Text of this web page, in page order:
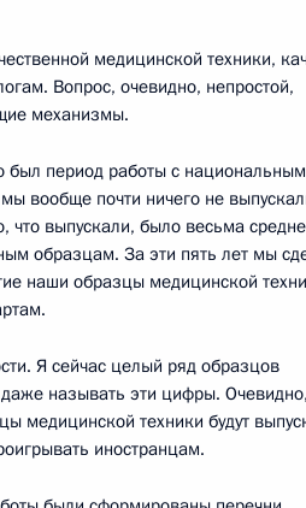
при МВД
МВД
медицинской техники,
Вопрос, очевидно, непростой,
механизмы.
был период работы с национальным
вообще почти ничего не
что выпускали, было весьма
образцам. За эти пять лет мы
наши образцы медицинской
Я сейчас целый ряд образцов
даже называть эти цифры.
медицинской техники будут
иностранцам.